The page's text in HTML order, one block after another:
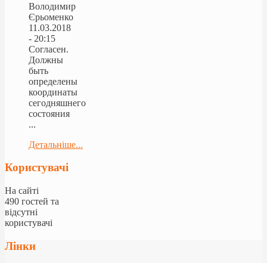
Володимир
Єрьоменко
11.03.2018
- 20:15
Согласен.
Должны
быть
определены
координаты
сегодняшнего
состояния
...
Детальніше...
Користувачі
На сайті
490 гостей та
відсутні
користувачі
Лінки